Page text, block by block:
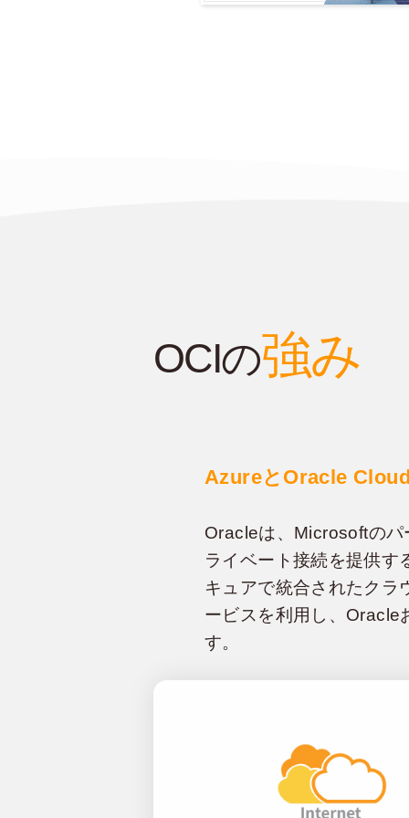
OCIの強み
AzureとOracle
Oracleは、Microsoftの
ライベート接続を提供す
キュアで統合されたク
ービスを利用し、Oracle
す。